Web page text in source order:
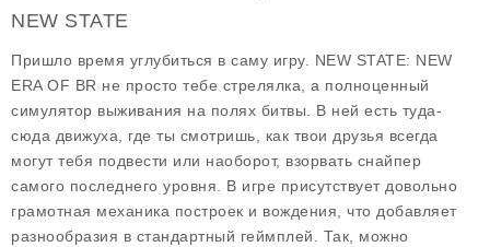
NEW STATE
Пришло время углубиться в саму игру. NEW STATE: NEW
ERA OF BR не просто тебе стрелялка, а полноценный
симулятор выживания на полях битвы. В ней есть туда-
сюда движуха, где ты смотришь, как твои друзья всегда
могут тебя подвести или наоборот, взорвать снайпер
самого последнего уровня. В игре присутствует довольно
грамотная механика построек и вождения, что добавляет
разнообразия в стандартный геймплей. Так, можно